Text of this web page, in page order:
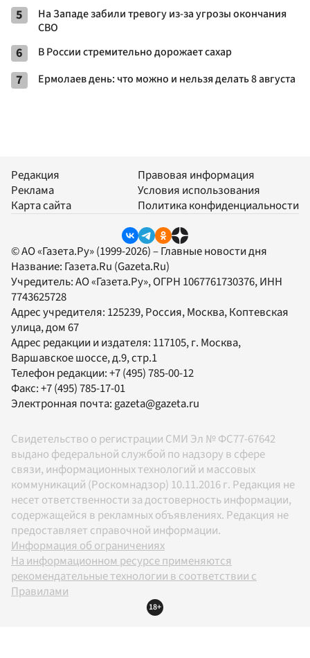
5
На Западе забили тревогу из-за угрозы окончания
СВО
6 В России стремительно дорожает сахар
7 Ермолаев день: что можно и нельзя делать 8 августа
Редакция
Реклама
Карта сайта
Правовая информация
Условия использования
Политика конфиденциальности
© АО «Газета.Ру» (1999-2026) – Главные новости дня
Название: Газета.Ru (Gazeta.Ru)
Учредитель:АО «Газета.Ру», ОГРН 1067761730376, ИНН
7743625728
Адрес учредителя: 125239, Россия, Москва, Коптевская
улица, дом 67
Адрес редакции и издателя: 117105, г. Москва,
Варшавское шоссе, д.9, стр.1
Телефон редакции:+7 (495) 785-00-12
Факс:+7 (495) 785-17-01
Электронная почта:gazeta@gazeta.ru
Свидетельство о регистрации СМИ Эл № ФС77-67642
выдано федеральной службой по надзору в сфере
связи, информационных технологий и массовых
коммуникаций (Роскомнадзор) 10.11.2016 г. Редакция не
несет ответственности за достоверность информации,
содержащейся в рекламных объявлениях. Редакция не
предоставляет справочной информации.
Информация об ограничениях
На информационном ресурсе применяются
рекомендательные технологии в соответствии с
Правилами
18+